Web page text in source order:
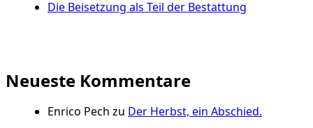
Die Beisetzung als Teil der Bestattung
Neueste Kommentare
Enrico Pech zu Der Herbst, ein Abschied.